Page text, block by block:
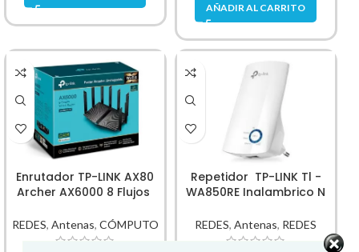
AÑADIR AL CARRITO
Enrutador TP-LINK AX80
Archer AX6000 8 Flujos
REDES, Antenas, CÓMPUTO
Repetidor TP-LINK Tl -
WA850RE Inalambrico N
REDES,Antenas, REDES